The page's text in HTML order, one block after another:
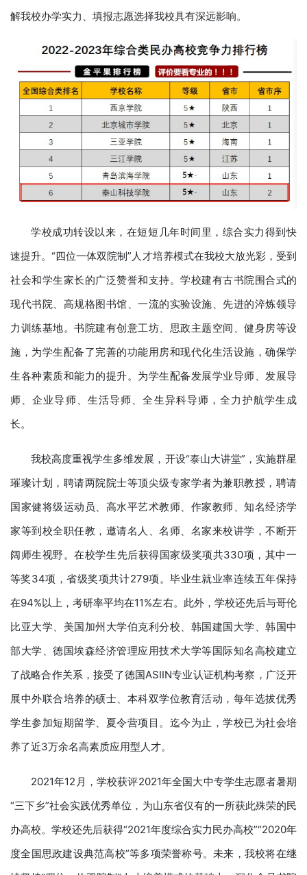
解我校办学实力、填报志愿选择我校具有深远影响。
学校成功转设以来，在短短几年时间里，综合实力得到快
速提升。“四位一体双院制”人才培养模式在我校大放光彩，受到
社会和学生家长的广泛赞誉和支持。学校建有古书院围合式的
现代书院、高规格图书馆、一流的实验设施、先进的淬炼领导
力训练基地。书院建有创意工坊、思政主题空间、健身房等设
施，为学生配备了完善的功能用房和现代化生活设施，确保学
生各种素质和能力的提升。为学生配备发展学业导师、发展导
师、企业导师、生活导师、全生异科导师，全力护航学生成
长。
我校高度重视学生多维发展，开设“泰山大讲堂”，实施群星
璀璨计划，聘请两院院士等顶尖级专家学者为兼职教授，聘请
国家健将级运动员、高水平艺术教师、作家教师、知名经济学
家等到校全职任教，邀请名人、名师、名家来校讲学，不断开
阔师生视野。在校学生先后获得国家级奖项共330项，其中一
等奖34项，省级奖项共计279项。毕业生就业率连续五年保持
在94%以上，考研率平均在11%左右。此外，学校还先后与哥伦
比亚大学、美国加州大学伯克利分校、韩国建国大学、韩国中
部大学、德国埃森经济管理应用技术大学等国际知名高校建立
了战略合作关系，接受了德国ASIIN专业认证机构考察，广泛开
展中外联合培养的硕士、本科双学位教育活动，每年选拔优秀
学生参加短期留学、夏令营项目。迄今为止，学校已为社会培
养了近3万余名高素质应用型人才。
2021年12月，学校获评2021年全国大中专学生志愿者暑期
“三下乡”社会实践优秀单位，为山东省仅有的一所获此殊荣的民
办高校。学校还先后获得“2021年度综合实力民办高校”“2020年
度全国思政建设典范高校”等多项荣誉称号。未来，我校将在继